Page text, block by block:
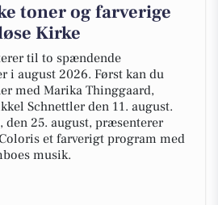
toner og farverige
Kirke
til to spændende
i august 2026. Først kan du
med Marika Thinggaard,
Schnettler den 11. august.
den 25. august, præsenterer
et farverigt program med
musik.